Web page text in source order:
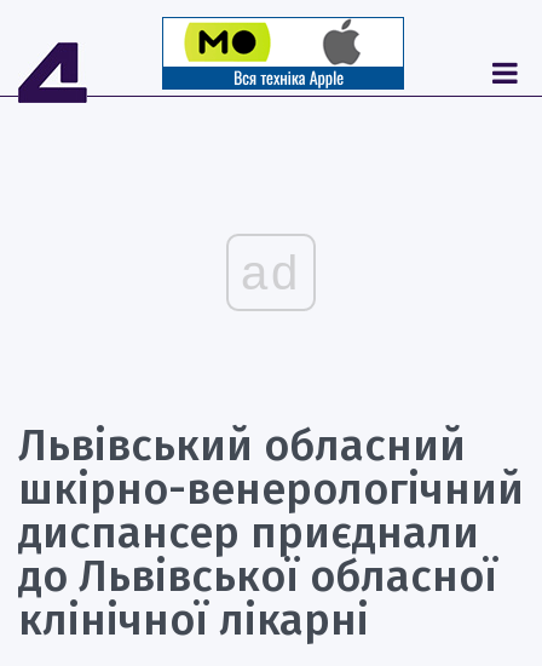
ad
Львівський обласний
шкірно-венерологічний
диспансер приєднали
до Львівської обласної
клінічної лікарні